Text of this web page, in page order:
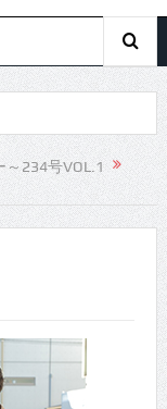
234号VOL.1